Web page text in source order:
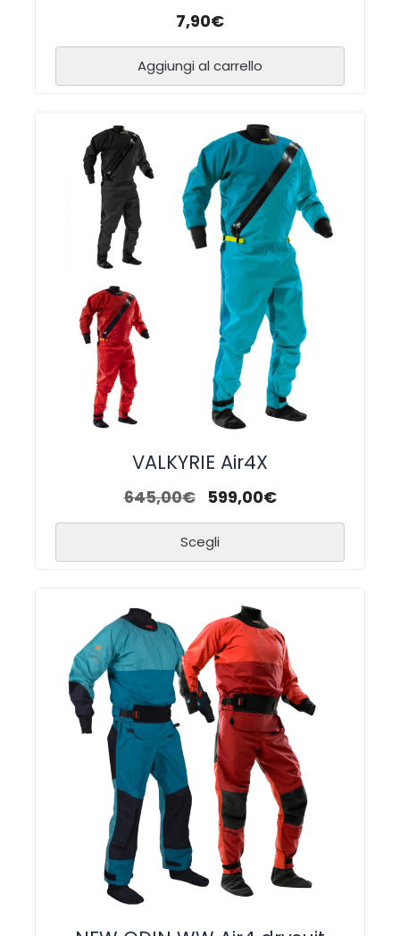
7,90€
Aggiungi al carrello
VALKYRIE Air4X
645,00€ 599,00€
Scegli